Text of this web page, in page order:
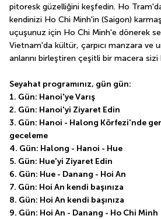
pitoresk güzelliğini keşfedin. Ho
kendinizi Ho Chi Minh'in (Saigon)
uçuşunuz için Ho Chi Minh'e dönerek
Vietnam'da kültür, çarpıcı manzara ve
anlarını birleştiren çeşitli bir macera sizi
Seyahat programınız, gün gün:
1. Gün: Hanoi'ye Varış
2. Gün: Hanoi'yi Ziyaret Edin
3. Gün: Hanoi - Halong Körfezi'nde
geceleme
4. Gün: Halong - Hanoi - Hue
5. Gün: Hue'yi Ziyaret Edin
6. Gün: Hue - Danang - Hoi An
7. Gün: Hoi An kendi başınıza
8. Gün: Hoi An kendi başınıza
9. Gün: Hoi An - Danang - Ho Chi Minh